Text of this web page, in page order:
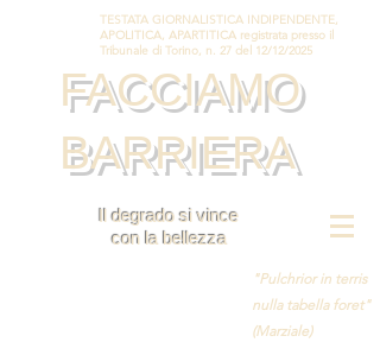
TESTATA GIORNALISTICA INDIPENDENTE,
APOLITICA, APARTITICA registrata presso il
Tribunale di Torino, n. 27 del 12/12/2025
FACCIAMO
BARRIERA
Il degrado si vince
con la bellezza
"Pulchrior in terris
nulla tabella foret"
(Marziale)